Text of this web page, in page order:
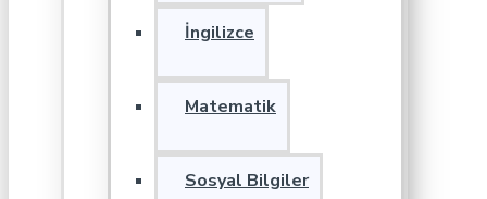
İngilizce
Matematik
Sosyal Bilgiler